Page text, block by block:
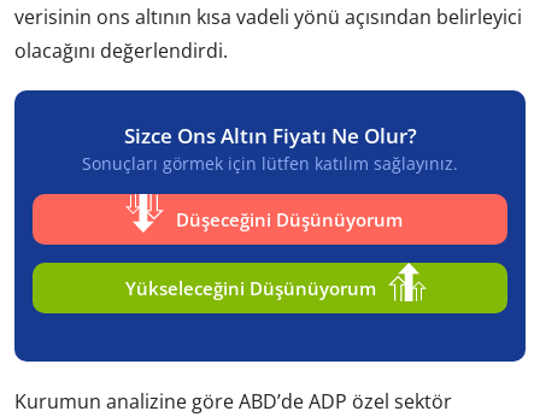
verisinin ons altının kısa vadeli yönü açısından belirleyici
olacağını değerlendirdi.
Sizce Ons Altın Fiyatı Ne Olur?
Sonuçları görmek için lütfen katılım sağlayınız.
Düşeceğini Düşünüyorum
Yükseleceğini Düşünüyorum
Kurumun analizine göre ABD’de ADP özel sektör